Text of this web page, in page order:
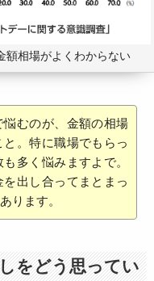
額相場がよくわからない
むのが、金額の相場
。特に職場でもらっ
多く悩みますよで。
出し合ってまとまっ
ります。
をどう思ってい